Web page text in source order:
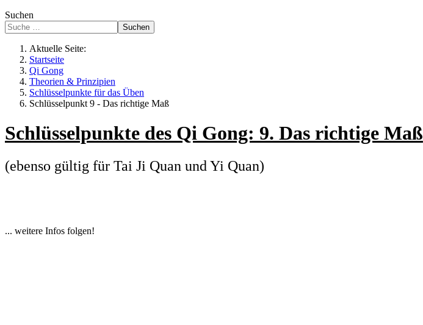
Suchen
Suchen
Aktuelle Seite:
Startseite
Qi Gong
Theorien & Prinzipien
Schlüsselpunkte für das Üben
Schlüsselpunkt 9 - Das richtige Maß
Schlüsselpunkte des Qi Gong: 9. Das richtige Maß
(ebenso gültig für Tai Ji Quan und Yi Quan)
... weitere Infos folgen!